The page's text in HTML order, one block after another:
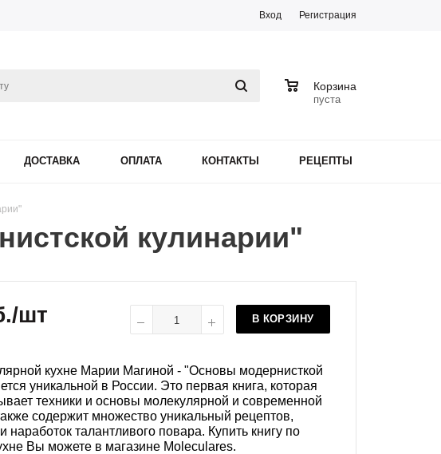
Вход Регистрация
Корзина
пуста
ДОСТАВКА ОПЛАТА КОНТАКТЫ РЕЦЕПТЫ
кулинарии"
/шт В КОРЗИНУ
кухне Марии Магиной - "Основы модернисткой
уникальной в России. Это первая книга, которая
техники и основы молекулярной и современной
содержит множество уникальный рецептов,
наработок талантливого повара. Купить книгу по
Вы можете в магазине Moleculares.